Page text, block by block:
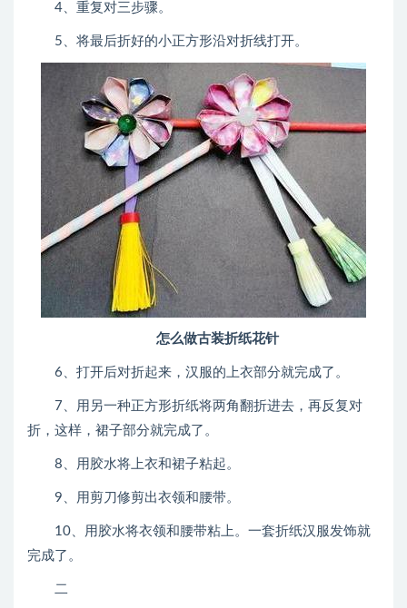
4、重复对三步骤。
5、将最后折好的小正方形沿对折线打开。
怎么做古装折纸花针
6、打开后对折起来，汉服的上衣部分就完成了。
7、用另一种正方形折纸将两角翻折进去，再反复对
折，这样，裙子部分就完成了。
8、用胶水将上衣和裙子粘起。
9、用剪刀修剪出衣领和腰带。
10、用胶水将衣领和腰带粘上。一套折纸汉服发饰就
完成了。
二